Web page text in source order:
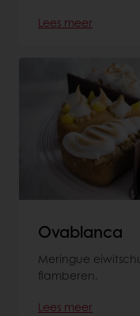
Lees meer
Ovablanca
Meringue
flamberen.
Lees meer